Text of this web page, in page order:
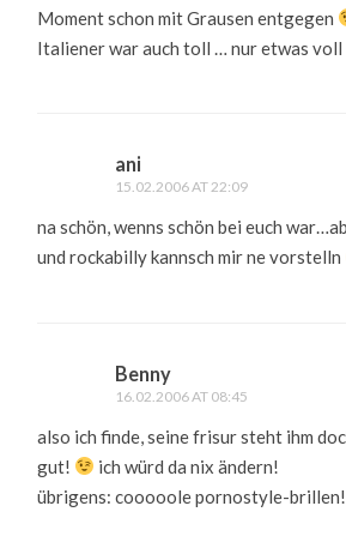
Moment schon mit Grausen entgegen
Italiener war auch toll … nur etwas voll
ani
15.02.2006 AT 22:09
na schön, wenns schön bei euch
und rockabilly kannsch mir ne vorstelln
Benny
16.02.2006 AT 08:45
also ich finde, seine frisur steht ihm
gut!
ich würd da nix ändern!
übrigens: cooooole pornostyle-brillen!